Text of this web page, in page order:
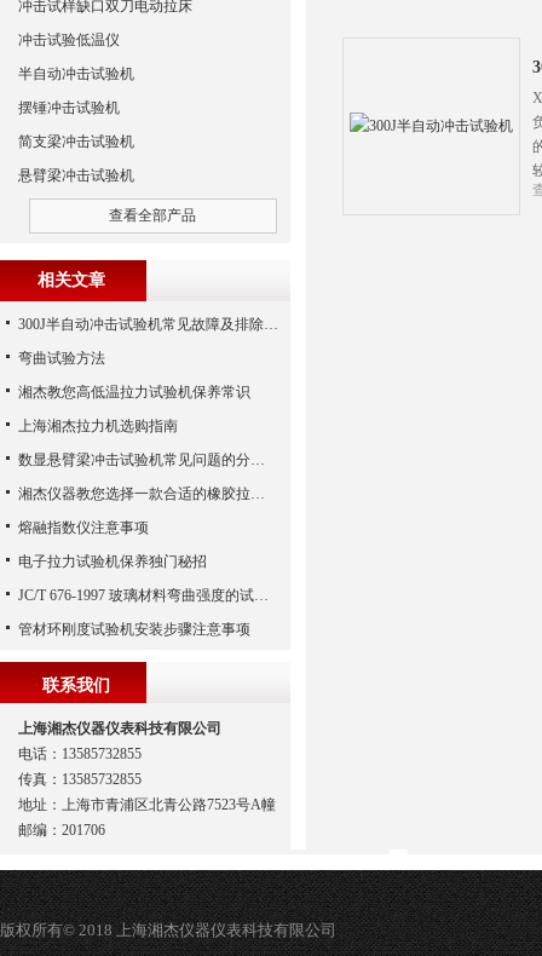
冲击试样缺口双刀电动拉床
冲击试验低温仪
半自动冲击试验机
摆锤冲击试验机
简支梁冲击试验机
悬臂梁冲击试验机
查看全部产品
相关文章
300J半自动冲击试验机常见故障及排除方法
弯曲试验方法
湘杰教您高低温拉力试验机保养常识
上海湘杰拉力机选购指南
数显悬臂梁冲击试验机常见问题的分析与处理
湘杰仪器教您选择一款合适的橡胶拉力试验机
熔融指数仪注意事项
电子拉力试验机保养独门秘招
JC/T 676-1997 玻璃材料弯曲强度的试验方法
管材环刚度试验机安装步骤注意事项
联系我们
上海湘杰仪器仪表科技有限公司
电话：13585732855
传真：13585732855
地址：上海市青浦区北青公路7523号A幢
邮编：201706
版权所有© 2018 上海湘杰仪器仪表科技有限公司